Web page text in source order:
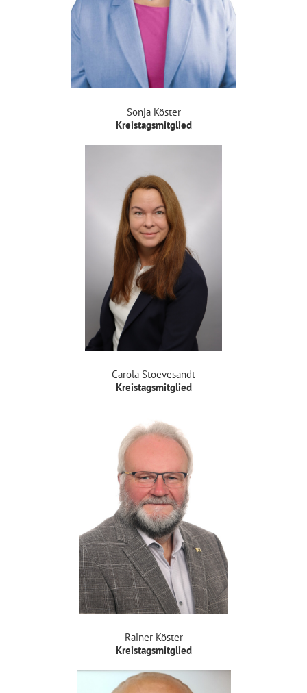
Sonja Köster
Kreistagsmitglied
Carola Stoevesandt
Kreistagsmitglied
Rainer Köster
Kreistagsmitglied